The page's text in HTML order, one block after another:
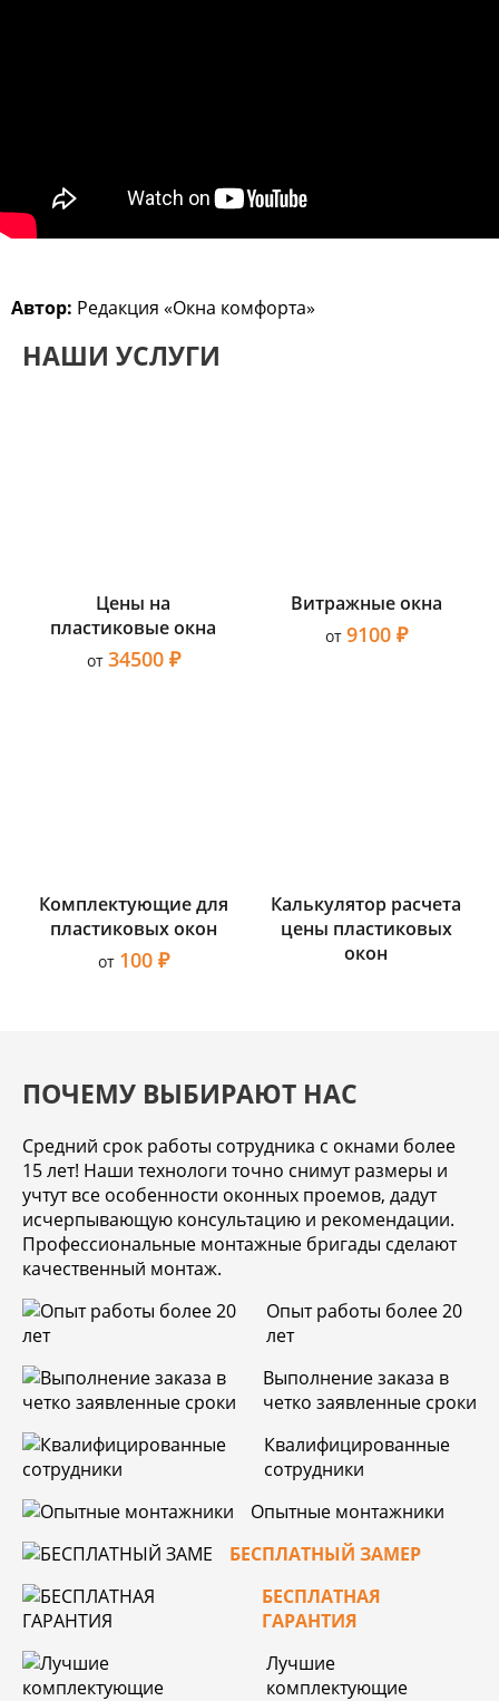
Автор: Редакция «Окна комфорта»
НАШИ УСЛУГИ
Цены на
пластиковые окна
от 34500 ₽
Витражные окна
от 9100 ₽
Комплектующие для
пластиковых окон
от 100 ₽
Калькулятор расчета
цены пластиковых
окон
ПОЧЕМУ ВЫБИРАЮТ НАС
Средний срок работы сотрудника с окнами более
15 лет! Наши технологи точно снимут размеры и
учтут все особенности оконных проемов, дадут
исчерпывающую консультацию и рекомендации.
Профессиональные монтажные бригады сделают
качественный монтаж.
Опыт работы более 20
лет
Выполнение заказа в
четко заявленные сроки
Квалифицированные
сотрудники
Опытные монтажники
БЕСПЛАТНЫЙ ЗАМЕР
БЕСПЛАТНАЯ
ГАРАНТИЯ
Лучшие
комплектующие